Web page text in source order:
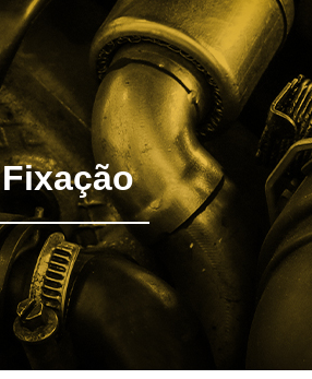
Fixação